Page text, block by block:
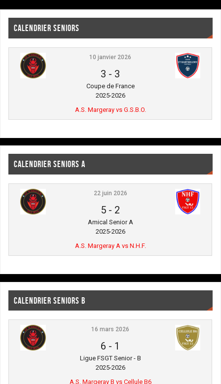
CALENDRIER SENIORS
10 janvier 2026
3 - 3
Coupe de France
2025-2026
A.S. Margeray vs G.S.B.O.
CALENDRIER SENIORS A
22 juin 2026
5 - 2
Amical Senior A
2025-2026
A.S. Margeray A vs N.H.F.
CALENDRIER SENIORS B
16 mars 2026
6 - 1
Ligue FSGT Senior - B
2025-2026
A.S. Margeray B vs Cellule B6